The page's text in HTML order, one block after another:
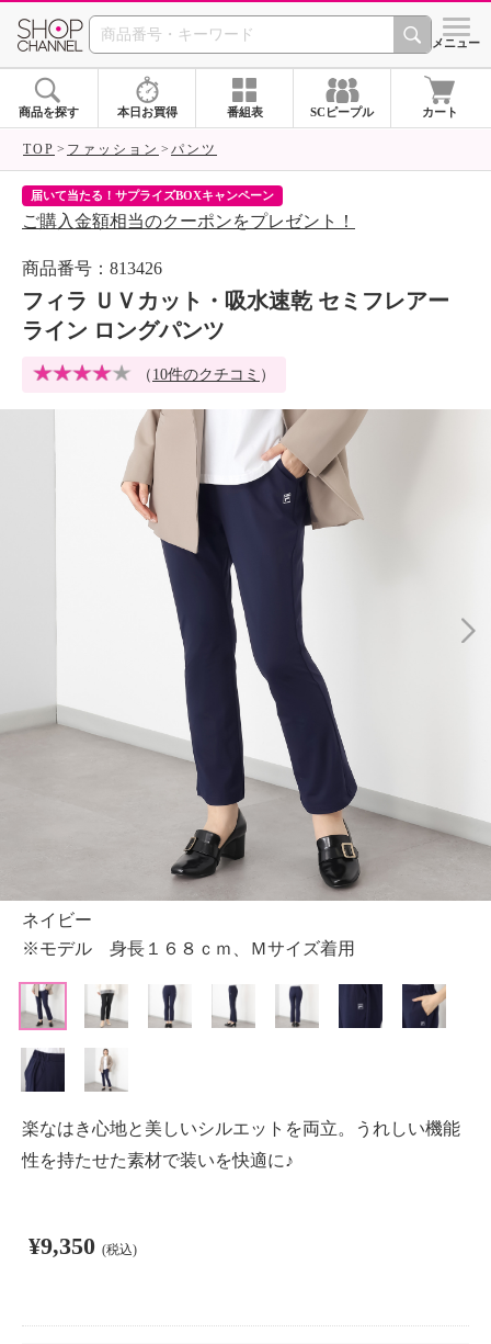
SHOP CHANNEL シメニュー
商品を探す 本日お買得 番組表 SCピープル カート
TOP ファッション パンツ
届いて当たる！サプライズBOXキャンペーン
ご購入金額相当のクーポンをプレゼント！
商品番号：813426
フィラ ＵＶカット・吸水速乾 セミフレアー
ライン ロングパンツ
（ 10件のクチコミ ）
ネイビー
※モデル 身長１６８ｃｍ、Ｍサイズ着用
楽なはき心地と美しいシルエットを両立。うれしい機能
性を持たせた素材で装いを快適に♪
¥9,350 (税込)